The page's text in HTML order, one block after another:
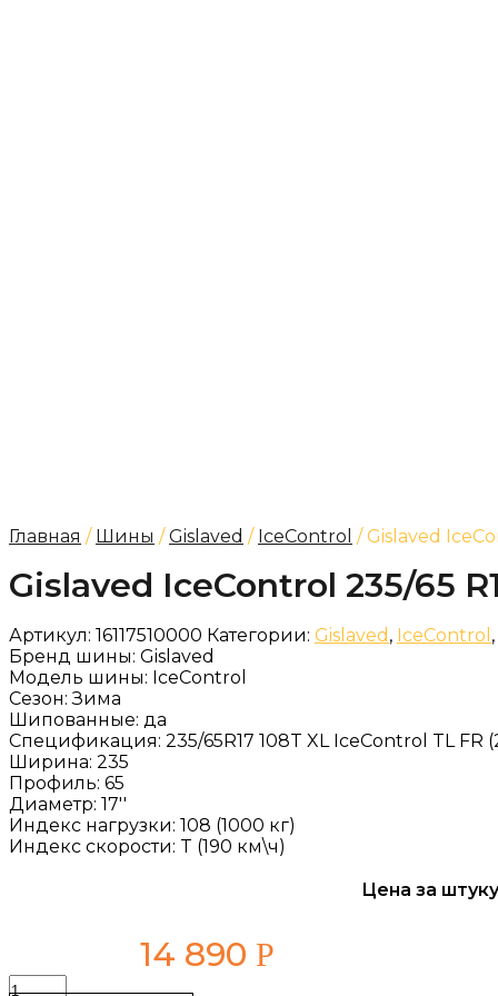
Главная / Шины /Gislaved / IceControl / Gislaved
Gislaved IceControl 235/65
Артикул: 16117510000 Категории: Gislaved , IceControl ,
Бренд шины: Gislaved
Модель шины: IceControl
Сезон:Зима
Шипованные: да
Спецификация: 235/65R17 108T XL IceControl TL FR
Ширина: 235
Профиль: 65
Диаметр: 17''
Индекс нагрузки: 108 (1000 кг)
Индекс скорости: T (190 км\ч)
Цена за
14 890 Р
Количество